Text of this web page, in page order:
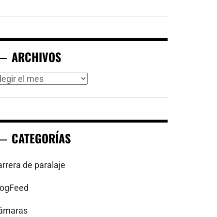
ARCHIVOS
CATEGORÍAS
de paralaje